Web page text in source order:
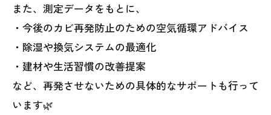
また、測定データをもとに、
・今後のカビ再発防止のための空気循環アドバイス
・除湿や換気システムの最適化
・建材や生活習慣の改善提案
など、再発させないための具体的なサポートも行って
います🌿